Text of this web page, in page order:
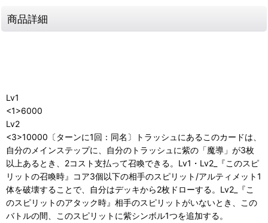
商品詳細
Lv1
<1>6000
Lv2
<3>10000〔ターンに1回：同名〕トラッシュにあるこのカードは、
自分のメインステップに、自分のトラッシュに紫の「魔導」が3枚
以上あるとき、2コスト支払って召喚できる。Lv1・Lv2_『このスピ
リットの召喚時』コア3個以下の相手のスピリット/アルティメット1
体を破壊することで、自分はデッキから2枚ドローする。Lv2_『こ
のスピリットのアタック時』相手のスピリットがいないとき、この
バトルの間、このスピリットに紫シンボル1つを追加する。